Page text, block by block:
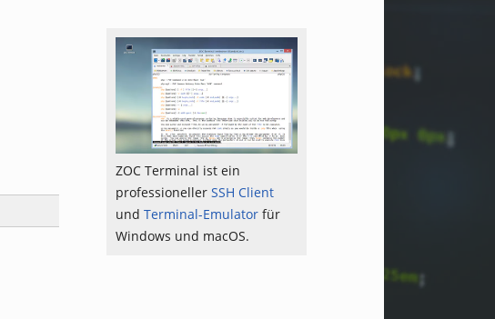
ZOC Terminal ist ein
professioneller SSH Client
und Terminal-Emulator für
Windows und macOS.